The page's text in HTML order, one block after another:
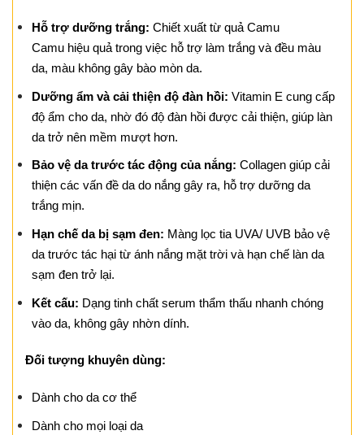
Hỗ trợ dưỡng trắng: Chiết xuất từ quả Camu
Camu hiệu quả trong việc hỗ trợ làm trắng và đều màu
da, màu không gây bào mòn da.
Dưỡng ẩm và cải thiện độ đàn hồi: Vitamin E cung cấp
độ ẩm cho da, nhờ đó độ đàn hồi được cải thiện, giúp làn
da trở nên mềm mượt hơn.
Bảo vệ da trước tác động của nắng: Collagen giúp cải
thiện các vấn đề da do nắng gây ra, hỗ trợ dưỡng da
trắng mịn.
Hạn chế da bị sạm đen: Màng lọc tia UVA/ UVB bảo vệ
da trước tác hại từ ánh nắng mặt trời và hạn chế làn da
sạm đen trở lại.
Kết cấu: Dạng tinh chất serum thẩm thấu nhanh chóng
vào da, không gây nhờn dính.
Đối tượng khuyên dùng:
Dành cho da cơ thể
Dành cho mọi loại da